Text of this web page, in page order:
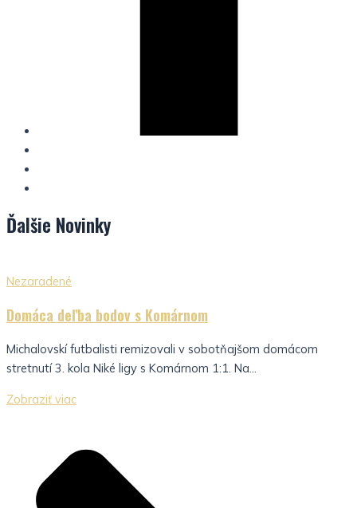
Ďalšie Novinky
Nezaradené
Domáca deľba bodov s Komárnom
Michalovskí futbalisti remizovali v sobotňajšom domácom
stretnutí 3. kola Niké ligy s Komárnom 1:1. Na...
Zobraziť viac